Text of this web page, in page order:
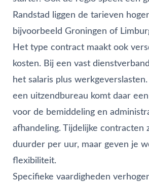
Randstad liggen de tarieven
bijvoorbeeld Groningen of
Het type contract maakt ook
kosten. Bij een vast
het salaris plus
een uitzendbureau komt daar
voor de bemiddeling en
afhandeling. Tijdelijke contracten
duurder per uur, maar geven je
flexibiliteit.
Specifieke vaardigheden